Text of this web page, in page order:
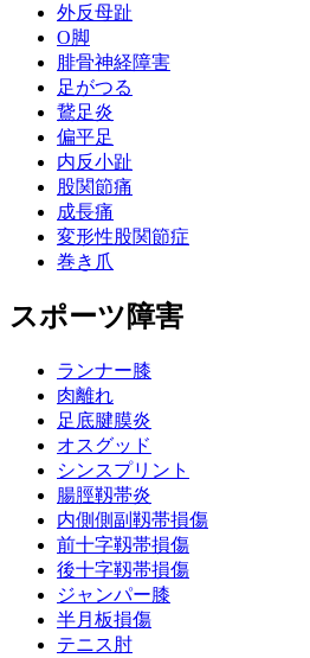
外反母趾
О脚
腓骨神経障害
足がつる
鵞足炎
偏平足
内反小趾
股関節痛
成長痛
変形性股関節症
巻き爪
スポーツ障害
ランナー膝
肉離れ
足底腱膜炎
オスグッド
シンスプリント
腸脛靱帯炎
内側側副靱帯損傷
前十字靱帯損傷
後十字靱帯損傷
ジャンパー膝
半月板損傷
テニス肘